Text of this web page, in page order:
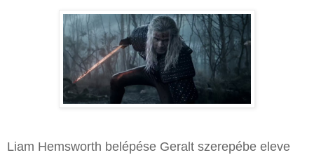
Liam Hemsworth belépése Geralt szerepébe eleve